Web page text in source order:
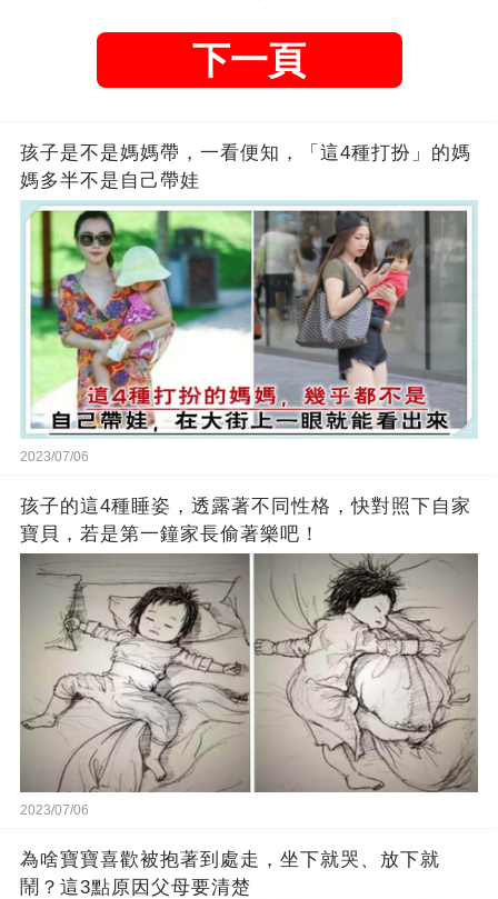
下一頁
孩子是不是媽媽帶，一看便知，「這4種打扮」的媽
媽多半不是自己帶娃
2023/07/06
孩子的這4種睡姿，透露著不同性格，快對照下自家
寶貝，若是第一鐘家長偷著樂吧！
2023/07/06
為啥寶寶喜歡被抱著到處走，坐下就哭、放下就
鬧？這3點原因父母要清楚